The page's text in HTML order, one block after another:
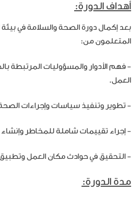
أهداف الدورة:
بعد إكمال دورة الصحة والسلامة في
المتعلمون من:
- فهم الأدوار والمسؤوليات المرتبطة
العمل.
- تطوير وتنفيذ سياسات وإجراءات الصحة
- إجراء تقييمات شاملة للمخاطر
- التحقيق في حوادث مكان العمل وتطبيق
مدة الدورة: